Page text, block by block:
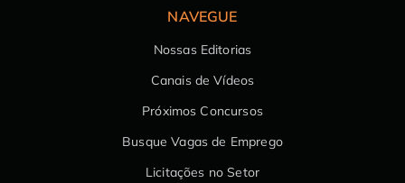
NAVEGUE
Nossas Editorias
Canais de Vídeos
Próximos Concursos
Busque Vagas de Emprego
Licitações no Setor